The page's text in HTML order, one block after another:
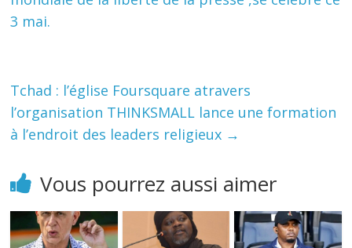
3 mai.
Tchad : l’église Foursquare atravers
l’organisation THINKSMALL lance une formation
à l’endroit des leaders religieux →
Vous pourrez aussi aimer